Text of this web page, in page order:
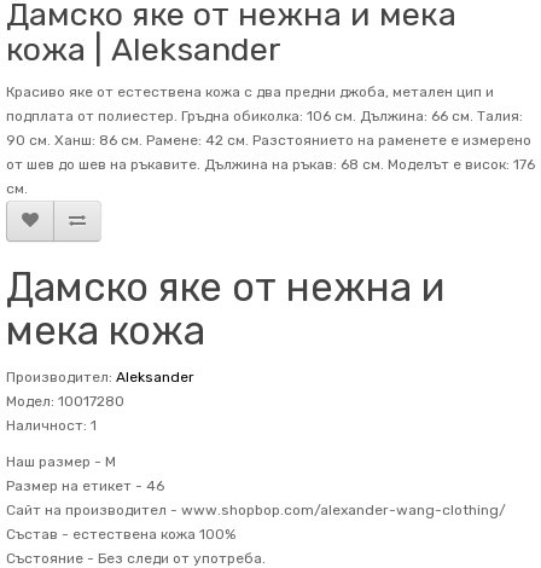
Дамско яке от нежна и мека
кожа | Aleksander
Красиво яке от естествена кожа с два предни джоба, метален цип и
подплата от полиестер. Гръдна обиколка: 106 см. Дължина: 66 см. Талия:
90 см. Ханш: 86 см. Рамене: 42 см. Разстоянието на раменете е измерено
от шев до шев на ръкавите. Дължина на ръкав: 68 см. Mоделът е висок: 176
см.
Дамско яке от нежна и
мека кожа
Производител: Aleksander
Модел: 10017280
Наличност: 1
Наш размер - M
Размер на етикет - 46
Сайт на производител - www.shopbop.com/alexander-wang-clothing/
Състав - естествена кожа 100%
Състояние - Без следи от употреба.